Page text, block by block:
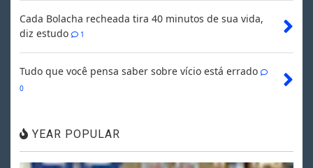
Cada Bolacha recheada tira 40 minutos de sua vida,
diz estudo
1
Tudo que você pensa saber sobre vício está errado
0
YEAR POPULAR